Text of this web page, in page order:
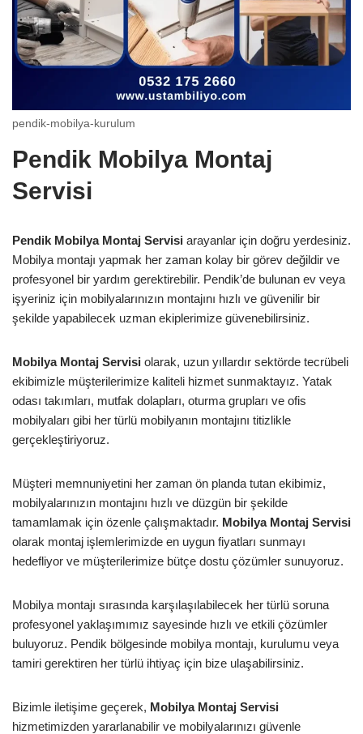
pendik-mobilya-kurulum
Pendik Mobilya Montaj
Servisi
Pendik Mobilya Montaj Servisi arayanlar için doğru yerdesiniz.
Mobilya montajı yapmak her zaman kolay bir görev değildir ve
profesyonel bir yardım gerektirebilir. Pendik’de bulunan ev veya
işyeriniz için mobilyalarınızın montajını hızlı ve güvenilir bir
şekilde yapabilecek uzman ekiplerimize güvenebilirsiniz.
Mobilya Montaj Servisi olarak, uzun yıllardır sektörde tecrübeli
ekibimizle müşterilerimize kaliteli hizmet sunmaktayız. Yatak
odası takımları, mutfak dolapları, oturma grupları ve ofis
mobilyaları gibi her türlü mobilyanın montajını titizlikle
gerçekleştiriyoruz.
Müşteri memnuniyetini her zaman ön planda tutan ekibimiz,
mobilyalarınızın montajını hızlı ve düzgün bir şekilde
tamamlamak için özenle çalışmaktadır. Mobilya Montaj Servisi
olarak montaj işlemlerimizde en uygun fiyatları sunmayı
hedefliyor ve müşterilerimize bütçe dostu çözümler sunuyoruz.
Mobilya montajı sırasında karşılaşılabilecek her türlü soruna
profesyonel yaklaşımımız sayesinde hızlı ve etkili çözümler
buluyoruz. Pendik bölgesinde mobilya montajı, kurulumu veya
tamiri gerektiren her türlü ihtiyaç için bize ulaşabilirsiniz.
Bizimle iletişime geçerek, Mobilya Montaj Servisi
hizmetimizden yararlanabilir ve mobilyalarınızı güvenle